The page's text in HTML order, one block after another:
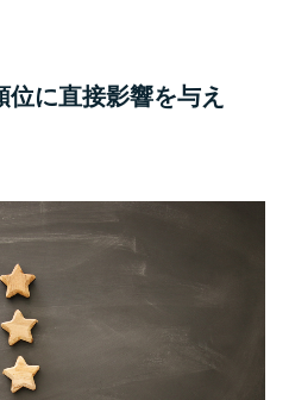
に直接影響を与え